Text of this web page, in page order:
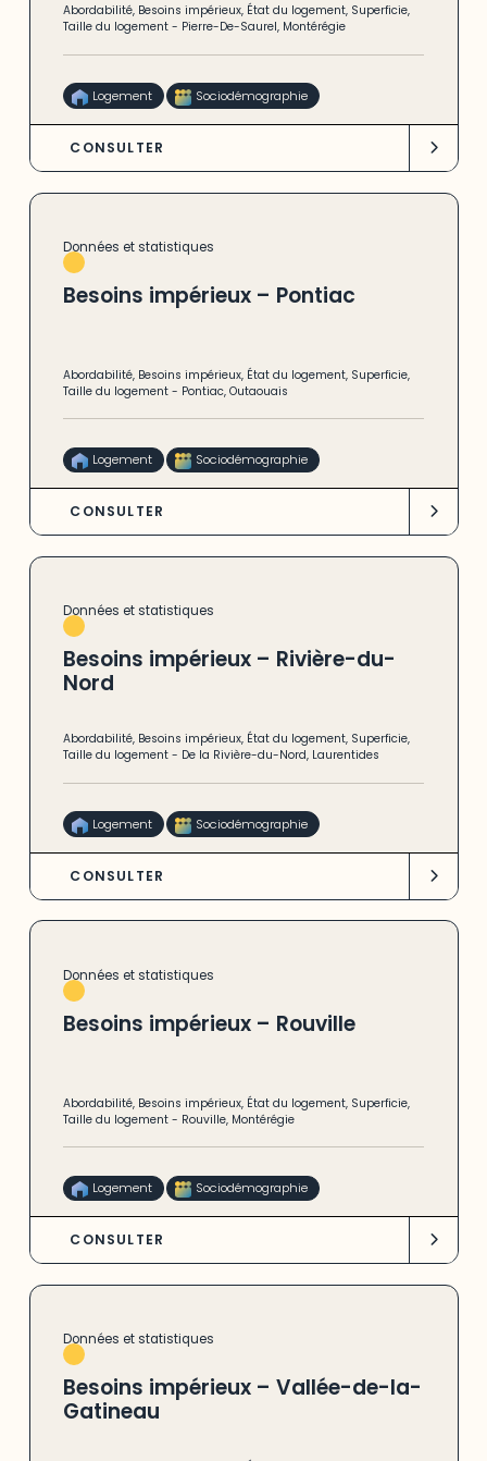
Abordabilité, Besoins impérieux, État du logement, Superficie,
Taille du logement - Pierre-De-Saurel, Montérégie
Logement Sociodémographie
CONSULTER
Données et statistiques
Besoins impérieux – Pontiac
Abordabilité, Besoins impérieux, État du logement, Superficie,
Taille du logement - Pontiac,Outaouais
Logement Sociodémographie
CONSULTER
Données et statistiques
Besoins impérieux – Rivière-du-
Nord
Abordabilité, Besoins impérieux, État du logement, Superficie,
Taille du logement - De la Rivière-du-Nord, Laurentides
Logement Sociodémographie
CONSULTER
Données et statistiques
Besoins impérieux – Rouville
Abordabilité, Besoins impérieux, État du logement, Superficie,
Taille du logement - Rouville, Montérégie
Logement Sociodémographie
CONSULTER
Données et statistiques
Besoins impérieux – Vallée-de-la-
Gatineau